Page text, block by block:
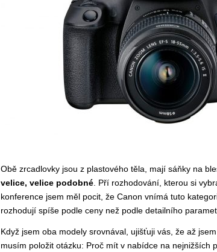
Obě zrcadlovky jsou z plastového těla, mají sáňky na
velice, velice podobné . Pří rozhodování, kterou si
konference jsem měl pocit, že Canon vnímá tuto
rozhodují spíše podle ceny než podle detailního
Když jsem oba modely srovnával, ujišťuji vás, že až
musím položit otázku: Proč mít v nabídce na nejnižších